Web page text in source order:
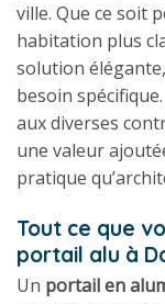
ville. Que ce soit
habitation plus
solution
besoin
aux diverses
une valeur
pratique
Tout ce que
portail alu à
Un portail en